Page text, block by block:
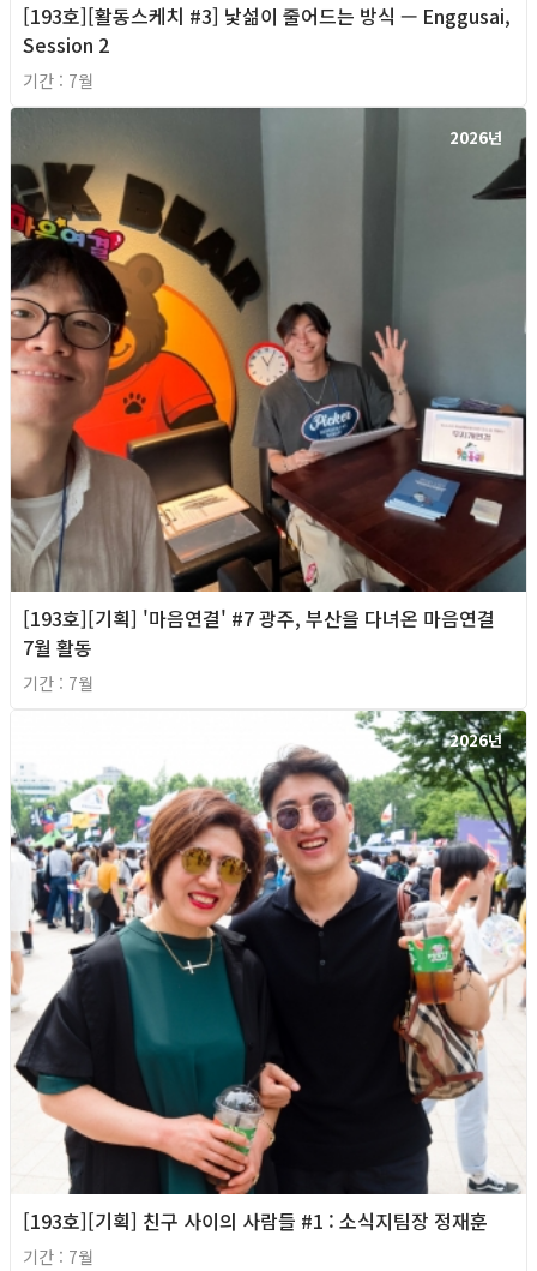
[193호][활동스케치 #3] 낯섦이 줄어드는 방식 — Enggusai,
Session 2
기간 : 7월
2026년
[193호][기획] '마음연결' #7 광주, 부산을 다녀온 마음연결
7월 활동
기간 : 7월
2026년
[193호][기획] 친구 사이의 사람들 #1 : 소식지팀장 정재훈
기간 : 7월